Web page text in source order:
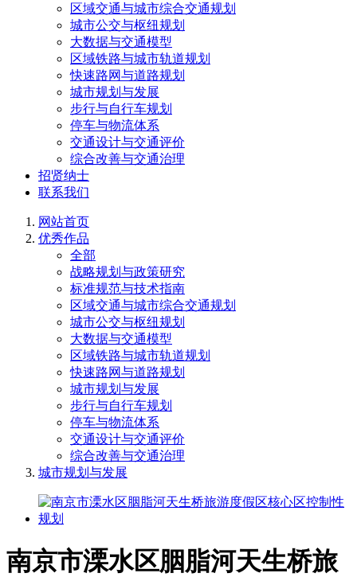
区域交通与城市综合交通规划
城市公交与枢纽规划
大数据与交通模型
区域铁路与城市轨道规划
快速路网与道路规划
城市规划与发展
步行与自行车规划
停车与物流体系
交通设计与交通评价
综合改善与交通治理
招贤纳士
联系我们
网站首页
优秀作品
全部
战略规划与政策研究
标准规范与技术指南
区域交通与城市综合交通规划
城市公交与枢纽规划
大数据与交通模型
区域铁路与城市轨道规划
快速路网与道路规划
城市规划与发展
步行与自行车规划
停车与物流体系
交通设计与交通评价
综合改善与交通治理
城市规划与发展
南京市溧水区胭脂河天生桥旅